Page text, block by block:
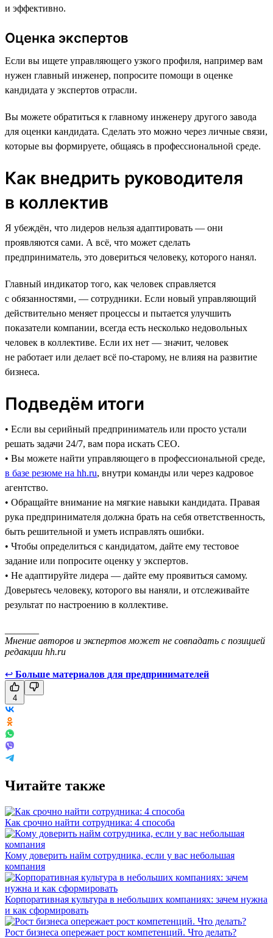
и эффективно.
Оценка экспертов
Если вы ищете управляющего узкого профиля, например вам
нужен главный инженер, попросите помощи в оценке
кандидата у экспертов отрасли.
Вы можете обратиться к главному инженеру другого завода
для оценки кандидата. Сделать это можно через личные связи,
которые вы формируете, общаясь в профессиональной среде.
Как внедрить руководителя
в коллектив
Я убеждён, что лидеров нельзя адаптировать — они
проявляются сами. А всё, что может сделать
предприниматель, это довериться человеку, которого нанял.
Главный индикатор того, как человек справляется
с обязанностями, — сотрудники. Если новый управляющий
действительно меняет процессы и пытается улучшить
показатели компании, всегда есть несколько недовольных
человек в коллективе. Если их нет — значит, человек
не работает или делает всё по-старому, не влияя на развитие
бизнеса.
Подведём итоги
• Если вы серийный предприниматель или просто устали
решать задачи 24/7, вам пора искать CEO.
• Вы можете найти управляющего в профессиональной среде,
в базе резюме на hh.ru, внутри команды или через кадровое
агентство.
• Обращайте внимание на мягкие навыки кандидата. Правая
рука предпринимателя должна брать на себя ответственность,
быть решительной и уметь исправлять ошибки.
• Чтобы определиться с кандидатом, дайте ему тестовое
задание или попросите оценку у экспертов.
• Не адаптируйте лидера — дайте ему проявиться самому.
Доверьтесь человеку, которого вы наняли, и отслеживайте
результат по настроению в коллективе.
Мнение авторов и экспертов может не совпадать с позицией
редакции hh.ru
↩ Больше материалов для предпринимателей
4
Читайте также
Как срочно найти сотрудника: 4 способа
Кому доверить найм сотрудника, если у вас небольшая
компания
Корпоративная культура в небольших компаниях: зачем нужна
и как сформировать
Рост бизнеса опережает рост компетенций. Что делать?